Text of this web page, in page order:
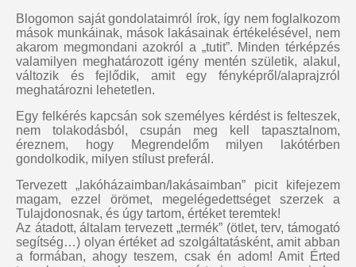
Blogomon saját gondolataimról írok, így nem foglalkozom
mások munkáinak, mások lakásainak értékelésével, nem
akarom megmondani azokról a „tutit”. Minden térképzés
valamilyen meghatározott igény mentén születik, alakul,
változik és fejlődik, amit egy fényképről/alaprajzról
meghatározni lehetetlen.
Egy felkérés kapcsán sok személyes kérdést is felteszek,
nem tolakodásból, csupán meg kell tapasztalnom,
éreznem, hogy Megrendelőm milyen lakótérben
gondolkodik, milyen stílust preferál.
Tervezett „lakóházaimban/lakásaimban” picit kifejezem
magam, ezzel örömet, megelégedettséget szerzek a
Tulajdonosnak, és úgy tartom, értéket teremtek!
Az átadott, általam tervezett „termék” (ötlet, terv, támogató
segítség…) olyan értéket ad szolgáltatásként, amit abban
a formában, ahogy teszem, csak én adom! Amit Érted